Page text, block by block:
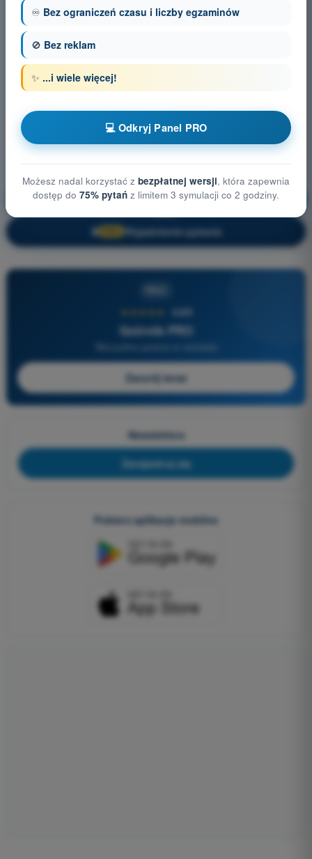
Osiągi BSP Trening!
🔒 Wyjaśnienie pytania
4,6/5
Quizvds PRO
Zacznij teraz
Newslettera
Zarejestruj się
Pobierz aplikacje mobilne
♾️ Bez ograniczeń czasu i liczby egzaminów
🚫 Bez reklam
✨ ...i wiele więcej!
💻 Odkryj Panel PRO
Możesz nadal korzystać z bezpłatnej wersji, która zapewnia
dostęp do 75% pytań z limitem 3 symulacji co 2 godziny.